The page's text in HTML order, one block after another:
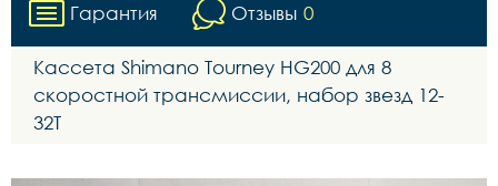
Гарантия Отзывы 0
Кассета Shimano Tourney HG200 для 8
скоростной трансмиссии, набор звезд 12-
32T